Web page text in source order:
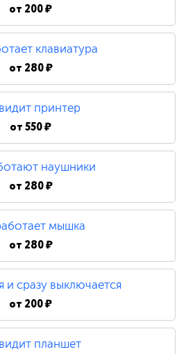
от 200 ₽
клавиатура
от 280 ₽
принтер
от550 ₽
наушники
от 280 ₽
мышка
от 280 ₽
и сразу выключается
от 200 ₽
планшет